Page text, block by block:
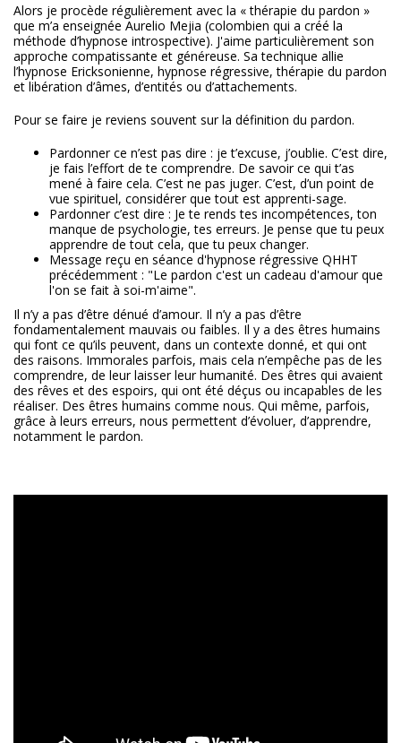
Alors je procède régulièrement avec la « thérapie du pardon »
que m’a enseignée Aurelio Mejia (colombien qui a créé la
méthode d’hypnose introspective). J'aime particulièrement son
approche compatissante et généreuse. Sa technique allie
l’hypnose Ericksonienne, hypnose régressive, thérapie du pardon
et libération d’âmes, d’entités ou d’attachements.
Pour se faire je reviens souvent sur la définition du pardon.
Pardonner ce n’est pas dire : je t’excuse, j’oublie. C’est dire,
je fais l’effort de te comprendre. De savoir ce qui t’as
mené à faire cela. C’est ne pas juger. C’est, d’un point de
vue spirituel, considérer que tout est apprenti-sage.
Pardonner c’est dire : Je te rends tes incompétences, ton
manque de psychologie, tes erreurs. Je pense que tu peux
apprendre de tout cela, que tu peux changer.
Message reçu en séance d'hypnose régressive QHHT
précédemment : "Le pardon c'est un cadeau d'amour que
l'on se fait à soi-m'aime".
Il n’y a pas d’être dénué d’amour. Il n’y a pas d’être
fondamentalement mauvais ou faibles. Il y a des êtres humains
qui font ce qu’ils peuvent, dans un contexte donné, et qui ont
des raisons. Immorales parfois, mais cela n’empêche pas de les
comprendre, de leur laisser leur humanité. Des êtres qui avaient
des rêves et des espoirs, qui ont été déçus ou incapables de les
réaliser. Des êtres humains comme nous. Qui même, parfois,
grâce à leurs erreurs, nous permettent d’évoluer, d’apprendre,
notamment le pardon.